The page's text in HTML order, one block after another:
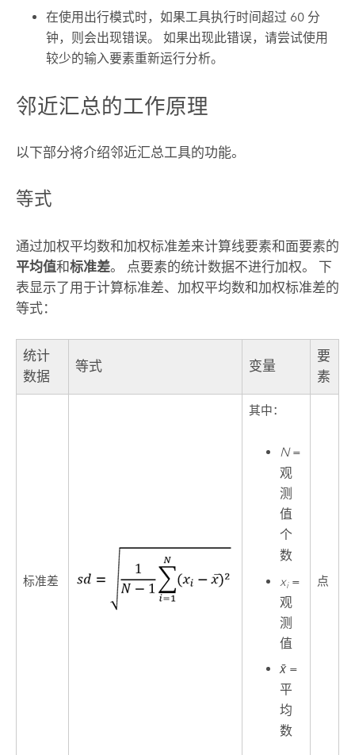
在使用出行模式时，如果工具执行时间超过 60 分
钟，则会出现错误。 如果出现此错误，请尝试使用
较少的输入要素重新运行分析。
邻近汇总的工作原理
以下部分将介绍邻近汇总工具的功能。
等式
通过加权平均数和加权标准差来计算线要素和面要素的
平均值和标准差。 点要素的统计数据不进行加权。 下
表显示了用于计算标准差、加权平均数和加权标准差的
等式：
统计
数据
等式 变量
要
素
标准差
其中：
N=
观
测
值
个
数
xi=
观
测
值
x̄ =
平
均
数
点